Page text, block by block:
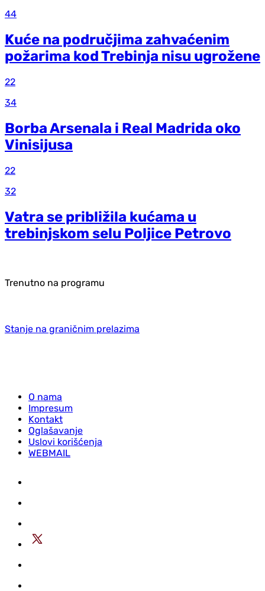
44
Kuće na područjima zahvaćenim
požarima kod Trebinja nisu ugrožene
22
34
Borba Arsenala i Real Madrida oko
Vinisijusa
22
32
Vatra se približila kućama u
trebinjskom selu Poljice Petrovo
Trenutno na programu
Stanje na graničnim prelazima
O nama
Impresum
Kontakt
Oglašavanje
Uslovi korišćenja
WEBMAIL